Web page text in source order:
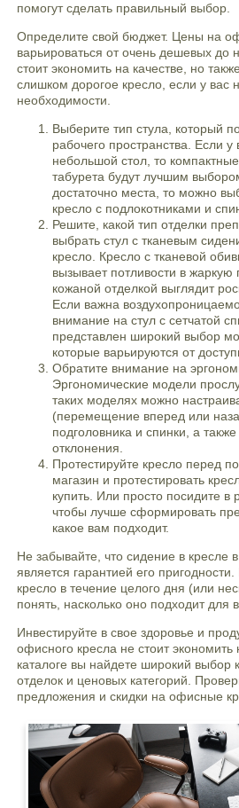
помогут сделать правильный выбор.
Определите свой бюджет. Цены на
варьироваться от очень дешевых до
стоит экономить на качестве, но
слишком дорогое кресло, если у вас
необходимости.
Выберите тип стула, который
рабочего пространства. Если
небольшой стол, то
табурета будут лучшим
достаточно места, то можно
кресло с подлокотниками и
Решите, какой тип отделки
выбрать стул с тканевым
кресло. Кресло с тканевой
вызывает потливости в жаркую
кожаной отделкой выглядит
Если важна
внимание на стул с сетчатой
представлен широкий выбор
которые варьируются от
Обратите внимание на
Эргономические модели
таких моделях можно
(перемещение вперед или
подголовника и спинки, а
отклонения.
Протестируйте кресло перед
магазин и протестировать
купить. Или просто посидите в
чтобы лучше сформировать
какое вам подходит.
Не забывайте, что сидение в кресле
является гарантией его
кресло в течение целого дня (или
понять, насколько оно подходит для
Инвестируйте в свое здоровье и
офисного кресла не стоит
каталоге вы найдете широкий выбор
отделок и ценовых категорий.
предложения и скидки на офисные